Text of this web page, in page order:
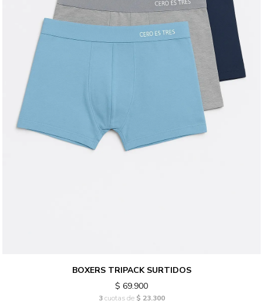
BOXERS TRIPACK SURTIDOS
$ 69.900
3cuotas de $ 23.300